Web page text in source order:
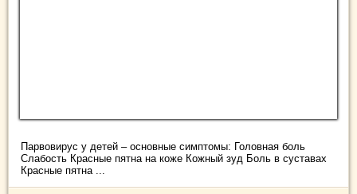
Парвовирус у детей – основные симптомы: Головная боль
Слабость Красные пятна на коже Кожный зуд Боль в суставах
Красные пятна ...